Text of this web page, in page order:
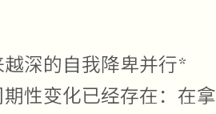
深的自我降卑并行*
性变化已经存在：在拿